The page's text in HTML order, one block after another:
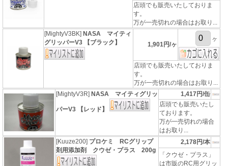
店頭でも販売いたしておりま
す。
万が一売切れの場合はお取り...
[MightyV3BK] NASA マイティ
グリッパーV3 【ブラック】
1,901円/ヶ
ヶ
店頭でも販売いたしておりま
す。
万が一売切れの場合はお取り...
[MightyV3R] NASA マイティグリッ
パーV3 【レッド】
1,417円/缶
店頭でも販売いたし
ております。
万が一売切れの場合
はお取り...
[Kuuze200] プロケミ RCグリップ
剤用添加剤 クウゼ・プラス 200g
2,178円/本
「クウゼ・プラス」
は市販のRC用グリッ